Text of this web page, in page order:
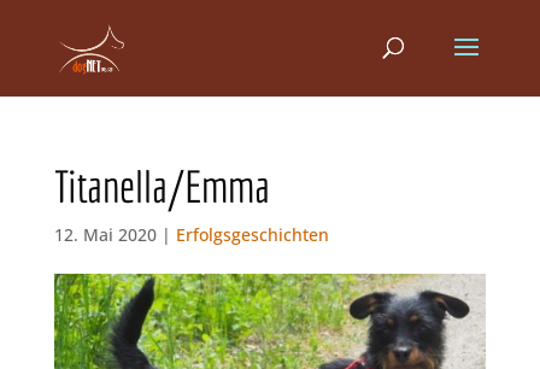
Titanella/Emma
12. Mai 2020 | Erfolgsgeschichten